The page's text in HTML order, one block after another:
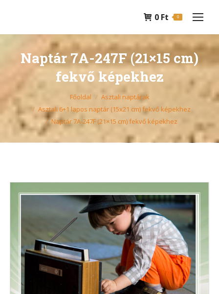
0 Ft 0
Naptár 7A-247F (21×15 cm)
fekvő képekhez
You are here: Főoldal
Asztali naptárak
Asztali 6+1 lapos naptár (15x21 cm) fekvő képekhez
Naptár 7A-247F (21×15 cm) fekvő képekhez